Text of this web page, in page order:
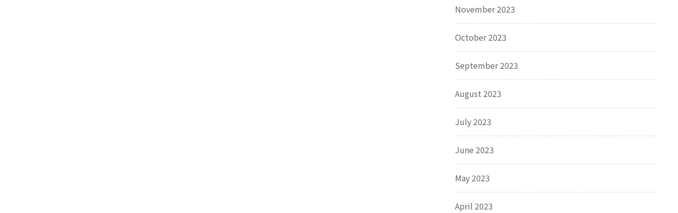
November 2023
October 2023
September 2023
August 2023
July 2023
June 2023
May 2023
April 2023